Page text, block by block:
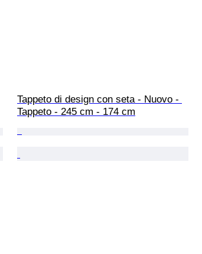
Tappeto di design con seta - Nuovo -
Tappeto - 245 cm - 174 cm